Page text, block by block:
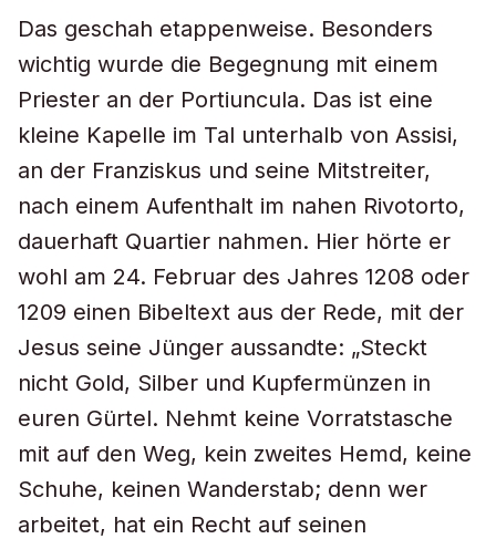
Das geschah etappenweise. Besonders
wichtig wurde die Begegnung mit einem
Priester an der Portiuncula. Das ist eine
kleine Kapelle im Tal unterhalb von Assisi,
an der Franziskus und seine Mitstreiter,
nach einem Aufenthalt im nahen Rivotorto,
dauerhaft Quartier nahmen. Hier hörte er
wohl am 24. Februar des Jahres 1208 oder
1209 einen Bibeltext aus der Rede, mit der
Jesus seine Jünger aussandte: „Steckt
nicht Gold, Silber und Kupfermünzen in
euren Gürtel. Nehmt keine Vorratstasche
mit auf den Weg, kein zweites Hemd, keine
Schuhe, keinen Wanderstab; denn wer
arbeitet, hat ein Recht auf seinen